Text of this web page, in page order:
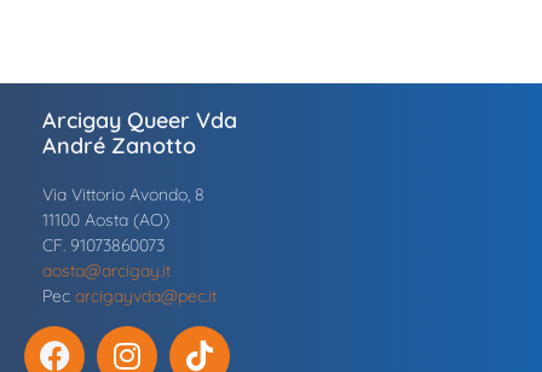
Arcigay Queer Vda
André Zanotto
Via Vittorio Avondo, 8
11100 Aosta (AO)
CF. 91073860073
aosta@arcigay.it
Pec arcigayvda@pec.it